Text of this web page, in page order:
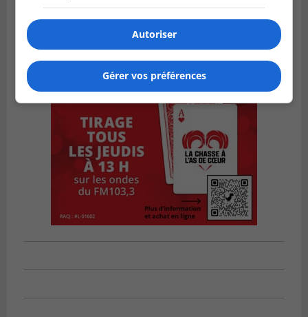
Autoriser
Gérer vos préférences